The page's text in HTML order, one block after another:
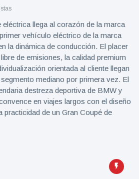
llega al corazón de la marca
vehículo eléctrico de la marca
la dinámica de conducción. El placer
de emisiones, la calidad premium
orientada al cliente llegan
mediano por primera vez. El
destreza deportiva de BMW y
en viajes largos con el diseño
practicidad de un Gran Coupé de